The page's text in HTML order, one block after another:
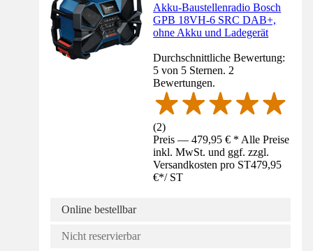
Akku-Baustellenradio Bosch
GPB 18VH-6 SRC DAB+,
ohne Akku und Ladegerät
Durchschnittliche Bewertung:
5 von 5 Sternen. 2
Bewertungen.
(2)
Preis — 479,95 € * Alle Preise
inkl. MwSt. und ggf. zzgl.
Versandkosten pro ST479,95
€*/ ST
Online bestellbar
Nicht reservierbar